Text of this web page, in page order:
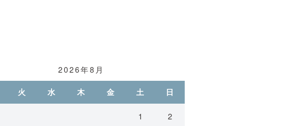
2026年8月
火 水 木 金 土 日
1 2